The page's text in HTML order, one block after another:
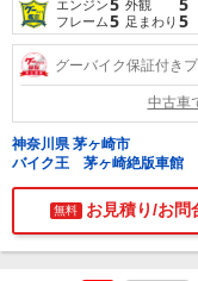
エンジン 外観
フレーム5 足まわり 5
グーバイク保証付き
中古車
神奈川県 茅ヶ崎市
バイク王 茅ヶ崎絶版車館
無料 お見積り/お問